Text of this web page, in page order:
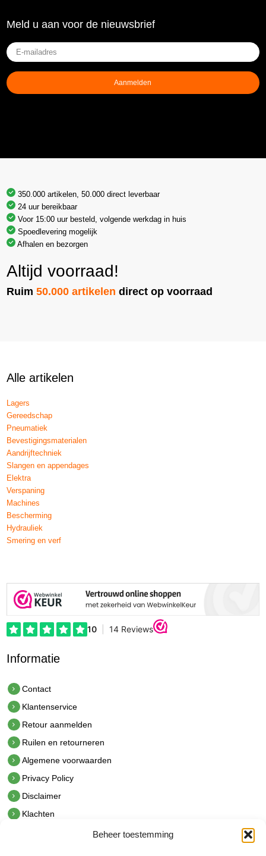
Beheer toestemming
Meld u aan voor de nieuwsbrief
E-
mailadres(Vereist)
Aanmelden
350.000 artikelen, 50.000 direct leverbaar
24 uur bereikbaar
Voor 15:00 uur besteld, volgende werkdag in huis
Spoedlevering mogelijk
Afhalen en bezorgen
Altijd voorraad!
Ruim50.000 artikelen direct op voorraad
Alle artikelen
Lagers
Gereedschap
Pneumatiek
Bevestigingsmaterialen
Aandrijftechniek
Slangen en appendages
Elektra
Verspaning
Machines
Bescherming
Hydrauliek
Smering en verf
Informatie
Contact
Klantenservice
Retour aanmelden
Ruilen en retourneren
Algemene voorwaarden
Privacy Policy
Disclaimer
Klachten